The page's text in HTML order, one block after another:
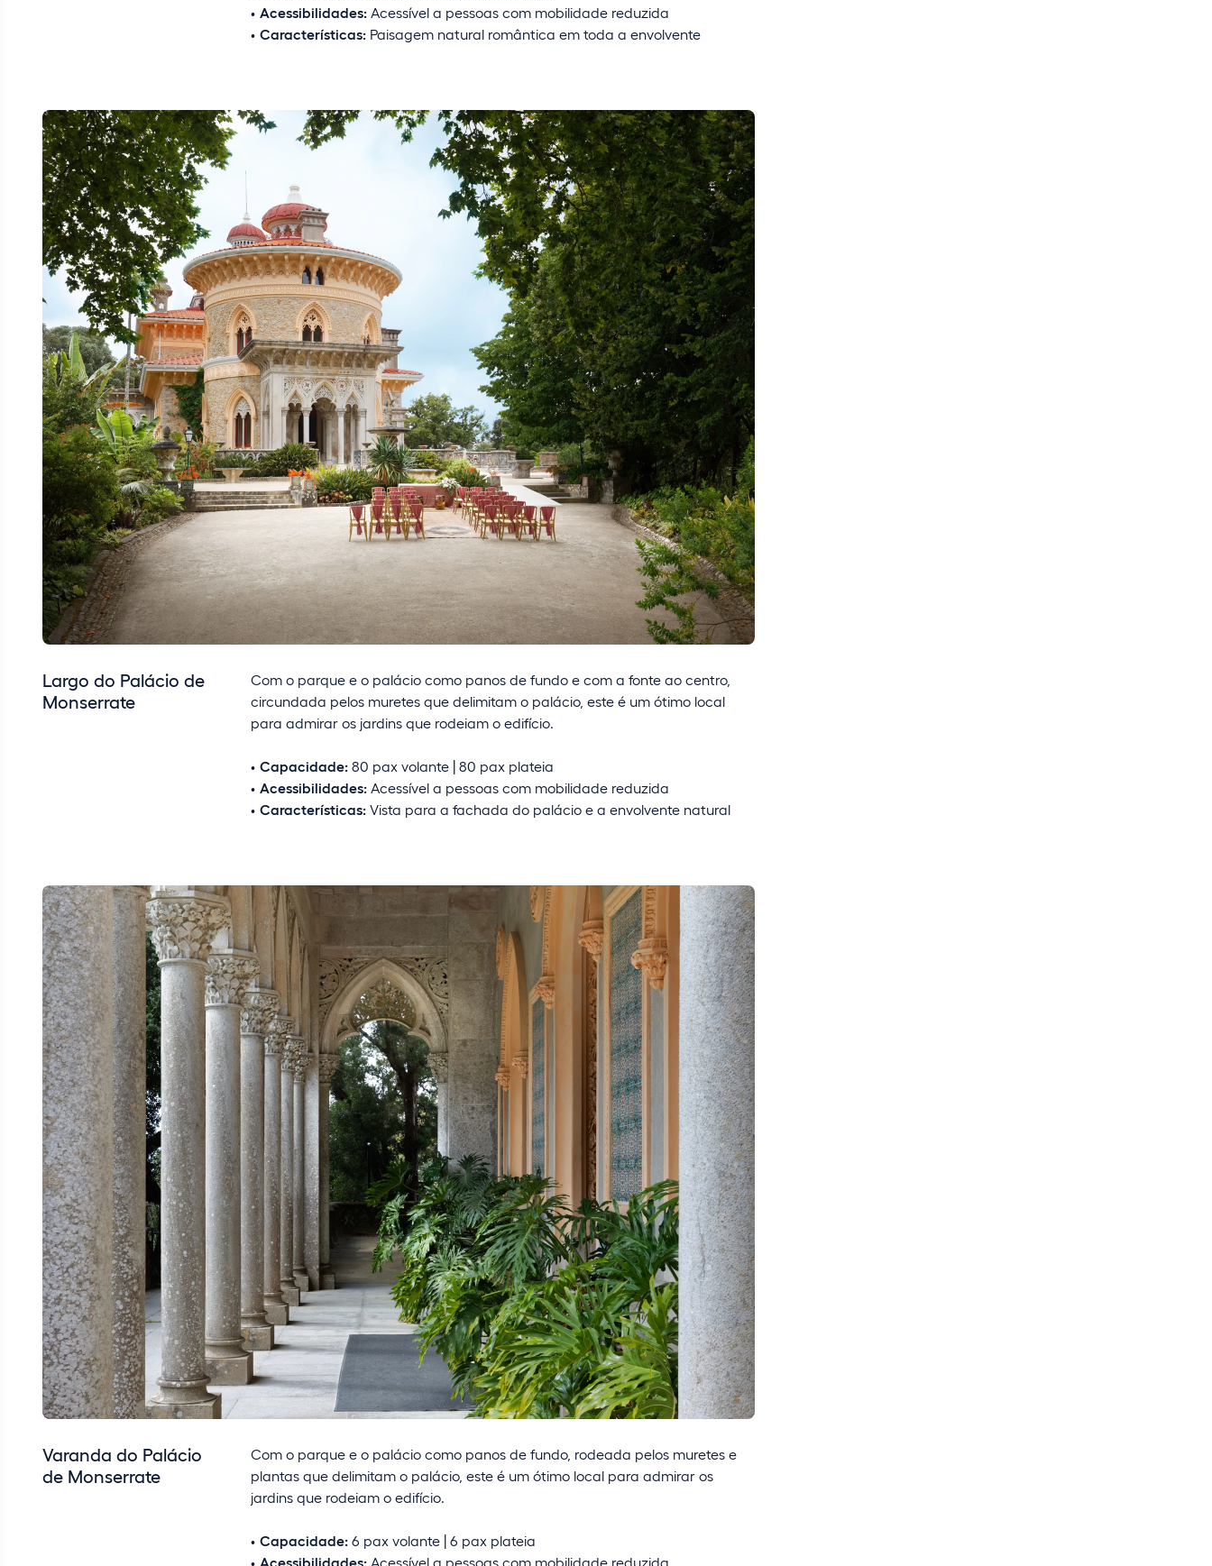
Acessibilidades: Acessível a pessoas com mobilidade reduzida
Características: Paisagem natural romântica em toda a envolvente
Largo do Palácio de
Monserrate
Com o parque e o palácio como panos de fundo e com a fonte ao centro,
circundada pelos muretes que delimitam o palácio, este é um ótimo local
para admirar os jardins que rodeiam o edifício.
Capacidade: 80 pax volante | 80 pax plateia
Acessibilidades: Acessível a pessoas com mobilidade reduzida
Características: Vista para a fachada do palácio e a envolvente natural
Varanda do Palácio
de Monserrate
Com o parque e o palácio como panos de fundo, rodeada pelos muretes e
plantas que delimitam o palácio, este é um ótimo local para admirar os
jardins que rodeiam o edifício.
Capacidade: 6 pax volante | 6 pax plateia
Acessibilidades: Acessível a pessoas com mobilidade reduzida